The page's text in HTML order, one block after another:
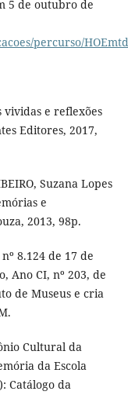
5 de outubro de
percurso/
vividas e reflexões
Editores, 2017,
Suzana Lopes
e
2013, 98p.
8.124 de 17 de
Ano CI, nº 203, de
de Museus e cria
Cultural da
da Escola
Catálogo da